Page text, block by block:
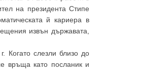
на президента Стипе
й кариера в
извън държавата,
Когато слезли близо до
връща като посланик и